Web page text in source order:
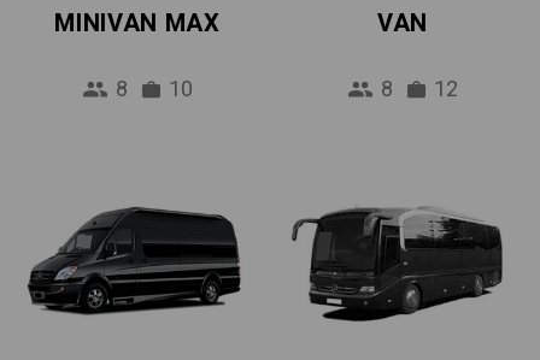
MINIVAN MAX
8 10
VAN
8 12